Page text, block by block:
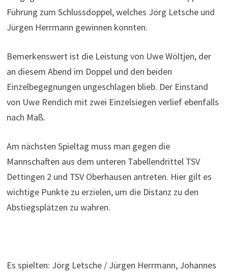
Führung zum Schlussdoppel, welches Jörg Letsche und
Jürgen Herrmann gewinnen konnten.
Bemerkenswert ist die Leistung von Uwe Wöltjen, der
an diesem Abend im Doppel und den beiden
Einzelbegegnungen ungeschlagen blieb. Der Einstand
von Uwe Rendich mit zwei Einzelsiegen verlief ebenfalls
nach Maß.
Am nächsten Spieltag muss man gegen die
Mannschaften aus dem unteren Tabellendrittel TSV
Dettingen 2 und TSV Oberhausen antreten. Hier gilt es
wichtige Punkte zu erzielen, um die Distanz zu den
Abstiegsplätzen zu wahren.
Es spielten: Jörg Letsche / Jürgen Herrmann, Johannes